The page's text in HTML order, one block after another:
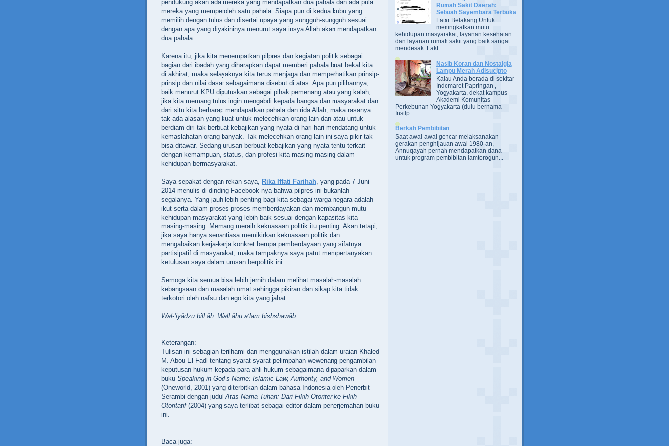
pendukung akan ada mereka yang mendapatkan dua pahala dan ada pula
mereka yang memperoleh satu pahala. Siapa pun di kedua kubu yang
memilih dengan tulus dan disertai upaya yang sungguh-sungguh sesuai
dengan apa yang diyakininya menurut saya insya Allah akan mendapatkan
dua pahala.
Karena itu, jika kita menempatkan pilpres dan kegiatan politik sebagai
bagian dari ibadah yang diharapkan dapat memberi pahala buat bekal kita
di akhirat, maka selayaknya kita terus menjaga dan memperhatikan prinsip-
prinsip dan nilai dasar sebagaimana disebut di atas. Apa pun pilihannya,
baik menurut KPU diputuskan sebagai pihak pemenang atau yang kalah,
jika kita memang tulus ingin mengabdi kepada bangsa dan masyarakat dan
dari situ kita berharap mendapatkan pahala dan rida Allah, maka rasanya
tak ada alasan yang kuat untuk melecehkan orang lain dan atau untuk
berdiam diri tak berbuat kebajikan yang nyata di hari-hari mendatang untuk
kemaslahatan orang banyak. Tak melecehkan orang lain ini saya pikir tak
bisa ditawar. Sedang urusan berbuat kebajikan yang nyata tentu terkait
dengan kemampuan, status, dan profesi kita masing-masing dalam
kehidupan bermasyarakat.
Saya sepakat dengan rekan saya, Rika Iffati Farihah, yang pada 7 Juni
2014 menulis di dinding Facebook-nya bahwa pilpres ini bukanlah
segalanya. Yang jauh lebih penting bagi kita sebagai warga negara adalah
ikut serta dalam proses-proses memberdayakan dan membangun mutu
kehidupan masyarakat yang lebih baik sesuai dengan kapasitas kita
masing-masing. Memang meraih kekuasaan politik itu penting. Akan tetapi,
jika saya hanya senantiasa memikirkan kekuasaan politik dan
mengabaikan kerja-kerja konkret berupa pemberdayaan yang sifatnya
partisipatif di masyarakat, maka tampaknya saya patut mempertanyakan
ketulusan saya dalam urusan berpolitik ini.
Semoga kita semua bisa lebih jernih dalam melihat masalah-masalah
kebangsaan dan masalah umat sehingga pikiran dan sikap kita tidak
terkotori oleh nafsu dan ego kita yang jahat.
Wal-‘iyâdzu bilLâh. WalLâhu a‘lam bishshawâb.
Keterangan:
Tulisan ini sebagian terilhami dan menggunakan istilah dalam uraian Khaled
M. Abou El Fadl tentang syarat-syarat pelimpahan wewenang pengambilan
keputusan hukum kepada para ahli hukum sebagaimana dipaparkan dalam
buku Speaking in God’s Name: Islamic Law, Authority, and Women
(Oneworld, 2001) yang diterbitkan dalam bahasa Indonesia oleh Penerbit
Serambi dengan judulAtas Nama Tuhan: Dari Fikih Otoriter ke Fikih
Otoritatif(2004) yang saya terlibat sebagai editor dalam penerjemahan buku
ini.
Baca juga:
Rumah Sakit Daerah:
Sebuah Sayembara Terbuka
Latar Belakang Untuk
meningkatkan mutu
kehidupan masyarakat, layanan kesehatan
dan layanan rumah sakit yang baik sangat
mendesak. Fakt...
Nasib Koran dan Nostalgia
Lampu Merah Adisucipto
Kalau Anda berada di sekitar
Indomaret Papringan ,
Yogyakarta, dekat kampus
Akademi Komunitas
Perkebunan Yogyakarta (dulu bernama
Instip...
Berkah Pembibitan
Saat awal-awal gencar melaksanakan
gerakan penghijauan awal 1980-an,
Annuqayah pernah mendapatkan dana
untuk program pembibitan lamtorogun...